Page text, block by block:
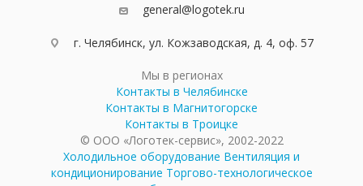
general@logotek.ru
г. Челябинск, ул. Кожзаводская, д. 4, оф. 57
Мы в регионах
Контакты в Челябинске
Контакты в Магнитогорске
Контакты в Троицке
© ООО «Логотек-сервис», 2002-2022
Холодильное оборудование Вентиляция и
кондиционирование Торгово-технологическое